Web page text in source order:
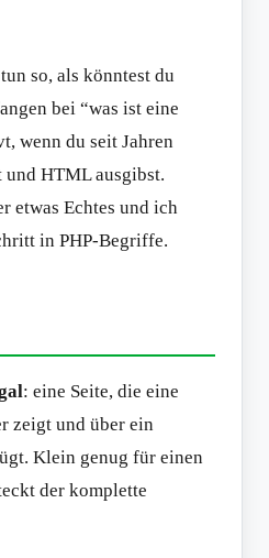
so, als könntest du
bei “was ist eine
wenn du seit Jahren
und HTML ausgibst.
etwas Echtes und ich
in PHP-Begriffe.
: eine Seite, die eine
zeigt und über ein
Klein genug für einen
der komplette